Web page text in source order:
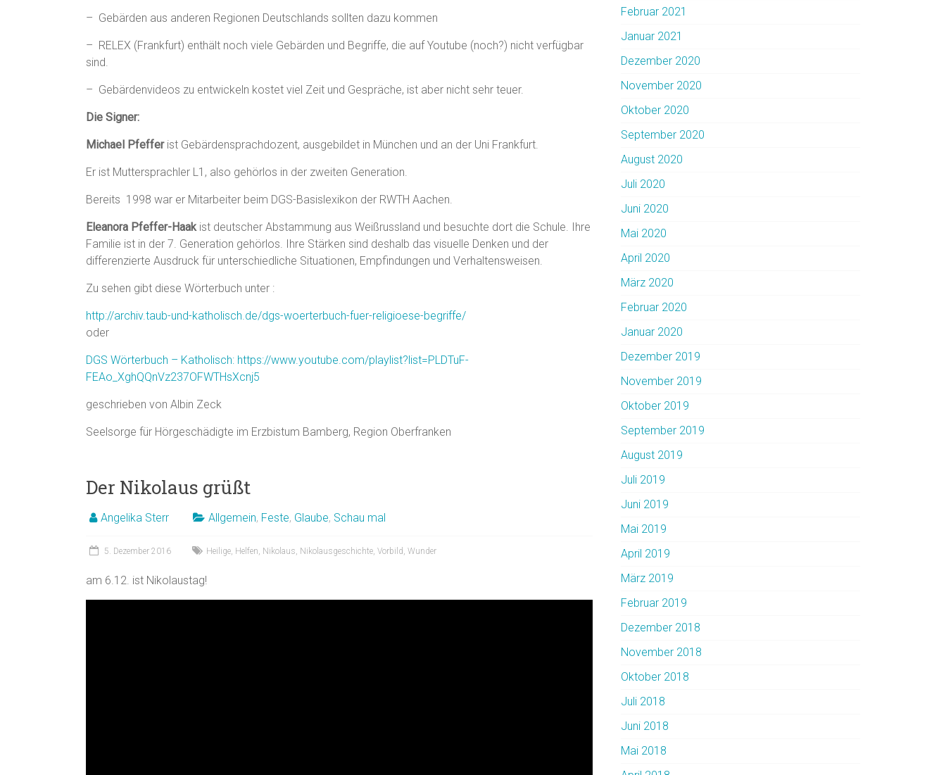
– Gebärden aus anderen Regionen Deutschlands sollten dazu kommen
– RELEX (Frankfurt) enthält noch viele Gebärden und Begriffe, die auf Youtube (noch?) nicht verfügbar
sind.
– Gebärdenvideos zu entwickeln kostet viel Zeit und Gespräche, ist aber nicht sehr teuer.
Die Signer:
Michael Pfeffer ist Gebärdensprachdozent, ausgebildet in München und an der Uni Frankfurt.
Er ist Muttersprachler L1, also gehörlos in der zweiten Generation.
Bereits 1998 war er Mitarbeiter beim DGS-Basislexikon der RWTH Aachen.
Eleanora Pfeffer-Haakist deutscher Abstammung aus Weißrussland und besuchte dort die Schule. Ihre
Familie ist in der 7. Generation gehörlos. Ihre Stärken sind deshalb das visuelle Denken und der
differenzierte Ausdruck für unterschiedliche Situationen, Empfindungen und Verhaltensweisen.
Zu sehen gibt diese Wörterbuch unter :
http://archiv.taub-und-katholisch.de/dgs-woerterbuch-fuer-religioese-begriffe/
oder
DGS Wörterbuch – Katholisch: https://www.youtube.com/playlist?list=PLDTuF-
FEAo_XghQQnVz237OFWTHsXcnj5
geschrieben von Albin Zeck
Seelsorge für Hörgeschädigte im Erzbistum Bamberg, Region Oberfranken
Der Nikolaus grüßt
Angelika Sterr Allgemein, Feste, Glaube, Schau mal
5. Dezember 2016 Heilige, Helfen, Nikolaus, Nikolausgeschichte, Vorbild , Wunder
am 6.12. ist Nikolaustag!
Februar 2021
Januar 2021
Dezember 2020
November 2020
Oktober 2020
September 2020
August 2020
Juli 2020
Juni 2020
Mai 2020
April 2020
März 2020
Februar 2020
Januar 2020
Dezember 2019
November 2019
Oktober 2019
September 2019
August 2019
Juli 2019
Juni 2019
Mai 2019
April 2019
März 2019
Februar 2019
Dezember 2018
November 2018
Oktober 2018
Juli 2018
Juni 2018
Mai 2018